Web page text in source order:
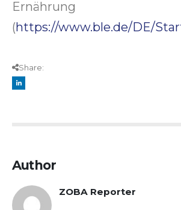
Ernährung
(https://www.ble.de/DE/
Share:
Author
ZOBA Reporter